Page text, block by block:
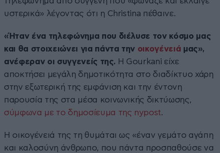
υστερικά» λέγοντας ότι η Christina πέθαινε.
«Ήταν ένα τηλεφώνημα που διέλυσε τον κόσμο μας
και θα στοιχειώνει για πάντα την οικογένειά μας»,
ανέφεραν οι συγγενείς της. Η Gourkani είχε
αποκτήσει μεγάλη δημοτικότητα στο διαδίκτυο χάρη
στην εξωτερική της εμφάνιση και την έντονη
παρουσία της στα μέσα κοινωνικής δικτύωσης,
σύμφωνα με το δημοσίευμα της nypost.
Η οικογένειά της τη θυμάται ως «έναν γεμάτο αγάπη
και καλοσύνη άνθρωπο, που πάντα προσπαθούσε να